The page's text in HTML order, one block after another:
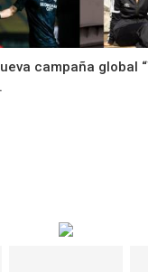
campaña global